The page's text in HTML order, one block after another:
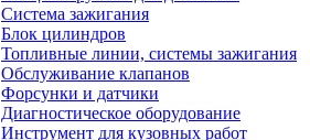
Система зажигания
Блок цилиндров
Топливные линии, системы зажигания
Обслуживание клапанов
Форсунки и датчики
Диагностическое оборудование
Инструмент для кузовных работ